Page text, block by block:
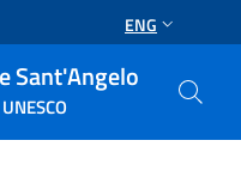
ENG
Sant'Angelo